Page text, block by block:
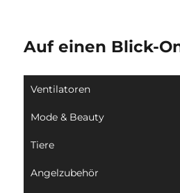
Auf einen Blick-
Ventilatoren
Mode & Beauty
Tiere
Angelzubehör